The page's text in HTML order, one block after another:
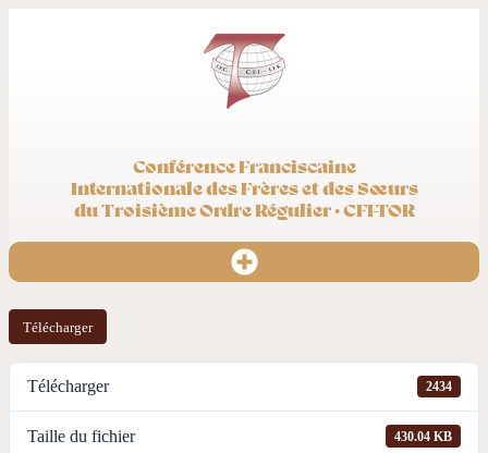
Conférence Franciscaine
Internationale des Frères et des Sœurs
du Troisième Ordre Régulier · CFI-TOR
Télécharger
Télécharger 2434
Taille du fichier 430.04 KB